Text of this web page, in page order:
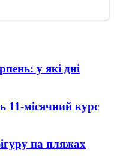
у які дні
11-місячний курс
на пляжах